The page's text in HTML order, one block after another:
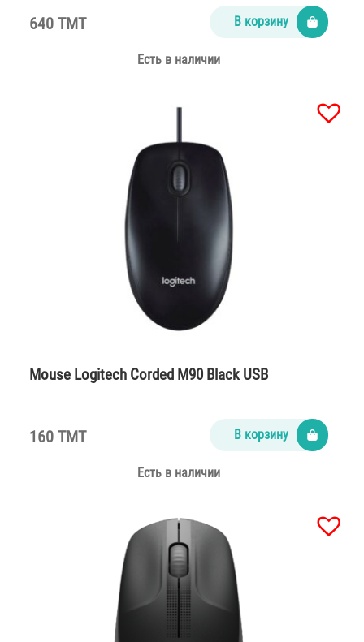
640 TMT В корзину
Есть в наличии
Mouse Logitech Corded M90 Black USB
160 TMT В корзину
Есть в наличии